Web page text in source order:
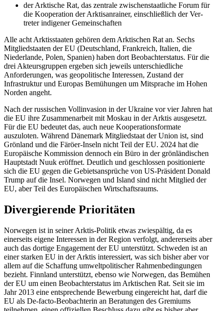
der Arktische Rat, das zentrale zwischenstaatliche Forum für
die Kooperation der Arktisanrainer, einschließlich der Ver­
treter indigener Gemeinschaften
Alle acht Arktisstaaten gehören dem Ark­tischen Rat an. Sechs
Mitgliedstaaten der EU (Deutschland, Frankreich, Italien, die
Niederlande, Polen, Spanien) haben dort Beobachterstatus. Für die
drei Akteursgruppen ergeben sich jeweils unterschiedliche
Anforderungen, was geopolitische Interessen, Zustand der
Infrastruktur und Europas Bemühungen um Mitsprache im Hohen
Norden angeht.
Nach der russischen Vollinvasion in der Ukraine vor vier Jahren hat
die EU ihre Zusammenarbeit mit Moskau in der Arktis ausgesetzt.
Für die EU bedeutet das, auch neue Kooperationsformate
auszuloten. Wäh­rend Dänemark Mitgliedstaat der Union ist, sind
Grönland und die Färöer-Inseln nicht Teil der EU. 2024 hat die
Europäische Kom­mission dennoch ein Büro in der grönlän­dischen
Hauptstadt Nuuk eröffnet. Deutlich und geschlossen positionierte
sich die EU gegen die Gebietsansprüche von US-Präsi­dent Donald
Trump auf die Insel. Norwegen und Island sind nicht Mitglied der
EU, aber Teil des Europäischen Wirtschaftsraums.
Divergierende Prioritäten
Norwegen ist in seiner Arktis-Politik etwas zwiespältig, da es
einerseits eigene Inter­essen in der Region verfolgt, andererseits aber
auch das dortige Engagement der EU unterstützt. Schweden ist an
einer starken EU in der Arktis interessiert, was sich bisher aber vor
allem auf die Schaffung umwelt­politischer Rahmenbedingungen
bezieht. Finnland unterstützt, ebenso wie Norwegen, das Bemühen
der EU um einen Beob­achterstatus im Arktischen Rat. Seit sie im
Jahr 2013 eine entsprechende Bewerbung eingereicht hat, darf die
EU als De-facto-Beobachterin an Beratungen des Gremiums